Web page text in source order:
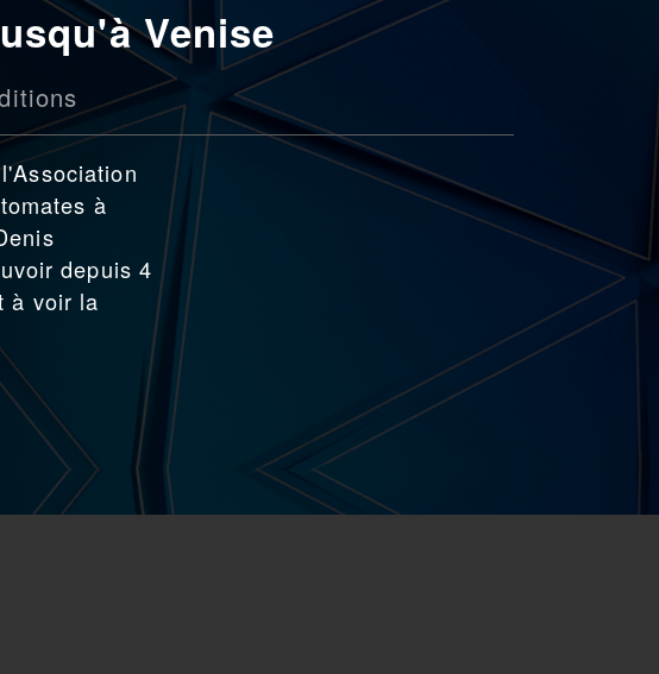
Venise
à
depuis 4
à voir la